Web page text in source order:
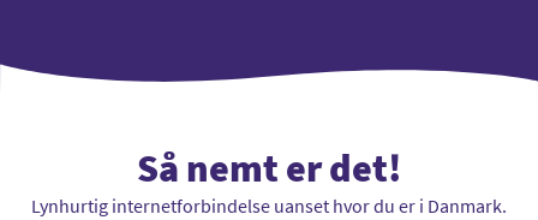
Så nemt er det!
Lynhurtig internetforbindelse uanset hvor du er i Danmark.